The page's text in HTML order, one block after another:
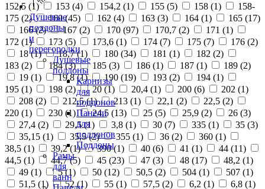
Душевые
поддоны
и
перегородки
Душевые
поддоны
Карнизы
для
поддонов
Панели
для
поддонов
Поддоны
Рамы
для
ванн
152,5 (1) 153 (4) 154,2 (1) 155 (5) 158 (1)
158-
175 (2) 160 (45) 162 (4) 163 (3) 164 (1) 165 (17)
166 (2) 167 (2) 170 (97) 170,7 (2) 171 (1)
172 (1) 173 (5) 173,6 (1) 174 (7) 175 (7) 176 (2)
18 (1) 18,7 (1) 180 (34) 181 (1) 182 (2)
183 (2) 184 (3) 185 (3) 186 (1) 187 (1) 189 (2)
19 (1) 19,8 (1) 190 (19) 193 (2) 194 (1)
195 (1) 198 (2) 20 (1) 20,4 (1) 200 (6) 202 (1)
208 (2) 212,5 (1) 213 (1) 22,1 (2) 22,5 (2)
220 (1) 230 (1) 24,5 (13) 25 (5) 25,9 (2) 26 (3)
27,4 (2) 29,5 (1) 3,8 (1) 30 (7) 335 (1) 35 (3)
35,15 (1) 35,5 (2) 355 (1) 36 (2) 360 (1)
38,5 (1) 39,2 (1) 390 (1) 40 (6) 41 (1) 44 (11)
44,5 (1) 44,7 (5) 45 (23) 47 (3) 48 (17) 48,2 (1)
49 (1) 5 (1) 50 (12) 50,5 (2) 504 (1) 507 (1)
51,5 (1) 52 (1) 55 (1) 57,5 (2) 6,2 (1) 6,8 (1)